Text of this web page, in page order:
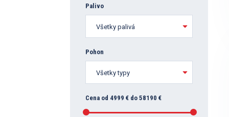
Palivo
Pohon
Cena od 4999 € do 58190 €